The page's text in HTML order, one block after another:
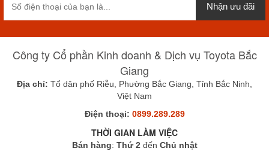
Nhận ưu đãi
Công ty Cổ phần Kinh doanh & Dịch vụ Toyota Bắc
Giang
Địa chỉ: Tổ dân phố Riễu, Phường Bắc Giang, Tỉnh Bắc Ninh,
Việt Nam
Điện thoại: 0899.289.289
THỜI GIAN LÀM VIỆC
Bán hàng: Thứ 2đến Chủ nhật